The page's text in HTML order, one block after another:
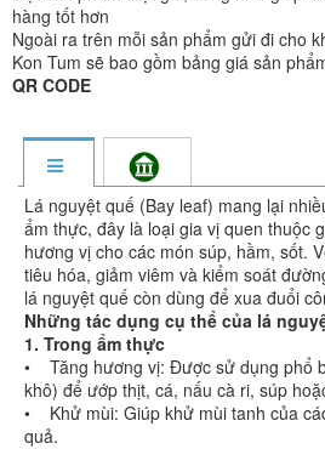
hàng tốt hơn
Ngoài ra trên mỗi sản phẩm gửi đi cho
Kon Tum sẽ bao gồm bảng giá sản
QR CODE
Lá nguyệt quế (Bay leaf) mang lại
ẩm thực, đây là loại gia vị quen thuộc
hương vị cho các món súp, hầm, sốt.
tiêu hóa, giảm viêm và kiểm soát
lá nguyệt quế còn dùng để xua đuổi
Những tác dụng cụ thể của lá
1. Trong ẩm thực
• Tăng hương vị: Được sử dụng phổ
khô) để ướp thịt, cá, nấu cà ri, súp
• Khử mùi: Giúp khử mùi tanh của
quả.